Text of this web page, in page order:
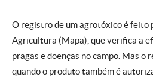
O registro de um agrotóxico é feito
Agricultura (Mapa), que verifica a
pragas e doenças no campo. Mas o
quando o produto também é